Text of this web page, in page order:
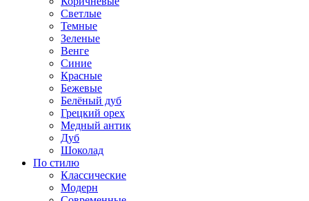
Светлые
Темные
Зеленые
Венге
Синие
Красные
Бежевые
Белёный дуб
Грецкий орех
Медный антик
Дуб
Шоколад
По стилю
Классические
Модерн